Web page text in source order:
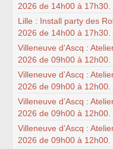
2026 de 14h00 à 17h30.
Lille : Install party des
2026 de 14h00 à 17h30.
Villeneuve d’Ascq :
2026 de 09h00 à 12h00.
Villeneuve d’Ascq :
2026 de 09h00 à 12h00.
Villeneuve d’Ascq :
2026 de 09h00 à 12h00.
Villeneuve d’Ascq :
2026 de 09h00 à 12h00.